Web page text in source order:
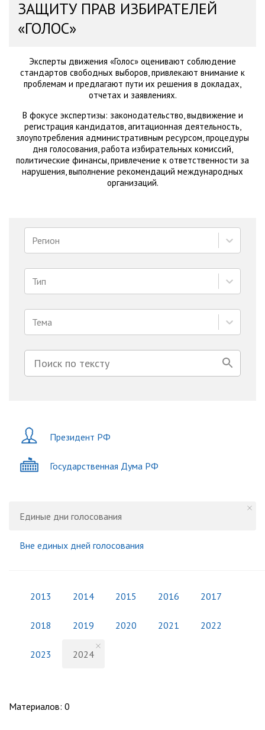
ЗАЩИТУ ПРАВ ИЗБИРАТЕЛЕЙ
«ГОЛОС»
Эксперты движения «Голос» оценивают соблюдение
стандартов свободных выборов, привлекают внимание к
проблемам и предлагают пути их решения в докладах,
отчетах и заявлениях.
В фокусе экспертизы: законодательство, выдвижение и
регистрация кандидатов, агитационная деятельность,
злоупотребления административным ресурсом, процедуры
дня голосования, работа избирательных комиссий,
политические финансы, привлечение к ответственности за
нарушения, выполнение рекомендаций международных
организаций.
Регион
Тип
Тема
Президент РФ
Государственная Дума РФ
Единые дни голосования
Вне единых дней голосования
2013 2014 2015 2016 2017
2018 2019 2020 2021 2022
2023 2024
Материалов: 0